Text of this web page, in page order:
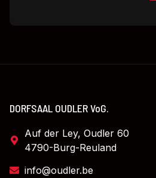
DORFSAAL OUDLER VoG.
Auf der Ley, Oudler 60
4790-Burg-Reuland
info@oudler.be